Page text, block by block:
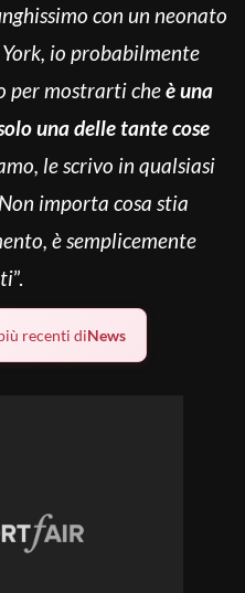
con un neonato
io probabilmente
per mostrarti cheè una
una delle tante cose
le scrivo in qualsiasi
importa cosa stia
è semplicemente
”.
recenti diNews